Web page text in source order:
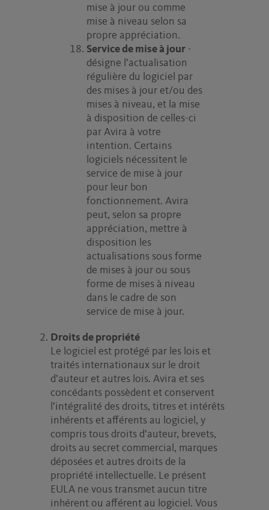
mise à jour ou comme
mise à niveau selon sa
propre appréciation.
Service de mise à jour-
désigne l’actualisation
régulière du logiciel par
des mises à jour et/ou des
mises à niveau, et la mise
à disposition de celles-ci
par Avira à votre
intention. Certains
logiciels nécessitent le
service de mise à jour
pour leur bon
fonctionnement. Avira
peut, selon sa propre
appréciation, mettre à
disposition les
actualisations sous forme
de mises à jour ou sous
forme de mises à niveau
dans le cadre de son
service de mise à jour.
Droits de propriété
Le logiciel est protégé par les lois et
traités internationaux sur le droit
d’auteur et autres lois. Avira et ses
concédants possèdent et conservent
l’intégralité des droits, titres et intérêts
inhérents et afférents au logiciel, y
compris tous droits d’auteur, brevets,
droits au secret commercial, marques
déposées et autres droits de la
propriété intellectuelle. Le présent
EULA ne vous transmet aucun titre
inhérent ou afférent au logiciel. Vous